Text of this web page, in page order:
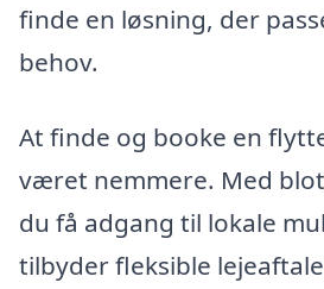
finde en løsning, der
behov.
At finde og booke en
været nemmere. Med
du få adgang til lokale
tilbyder fleksible